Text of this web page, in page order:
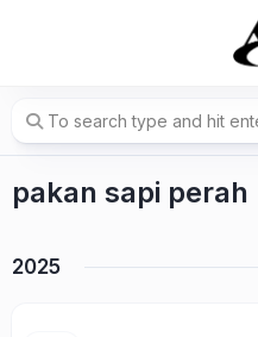
pakan sapi perah
2025